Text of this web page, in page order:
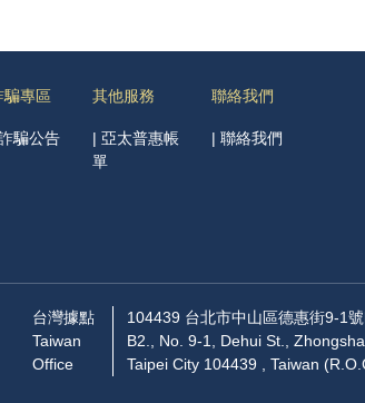
騙專區
騙公告
其他服務
| 亞太普惠帳
單
聯絡我們
|聯絡我們
台灣據點
Taiwan
Office
104439 台北市中山區德惠街9-1
B2., No. 9-1, Dehui St.,
Taipei City 104439 , Taiwan